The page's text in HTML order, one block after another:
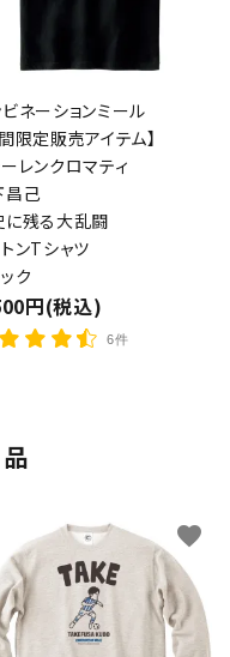
ネーションミール
限定販売アイテム】
レンクロマティ
昌己
に残る大乱闘
ンTシャツ
ク
円(税込)
6件
favorite